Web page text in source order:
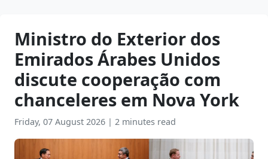
Ministro do Exterior dos
Emirados Árabes Unidos
discute cooperação com
chanceleres em Nova York
Friday, 07 August 2026 | 2 minutes read